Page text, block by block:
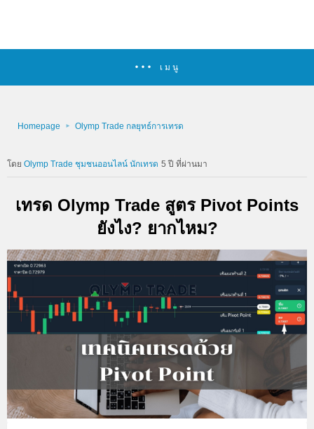
เมนู
Homepage Olymp Trade กลยุทธ์การเทรด
Olymp Trade ชุมชนออนไลน์ นักเทรด 5 ปี ที่ผ่านมา
เทรด Olymp Trade สูตร Pivot Points
ยังไง? ยากไหม?